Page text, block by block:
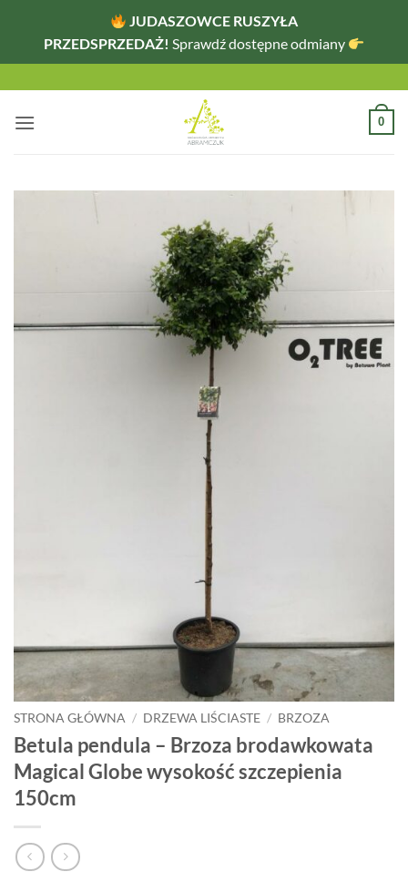
JUDASZOWCE RUSZYŁA
PRZEDSPRZEDAŻ! Sprawdź dostępne odmiany
zawartości
0
STRONA GŁÓWNA / DRZEWA LIŚCIASTE / BRZOZA
Betula pendula – Brzoza brodawkowata
Magical Globe wysokość szczepienia
150cm